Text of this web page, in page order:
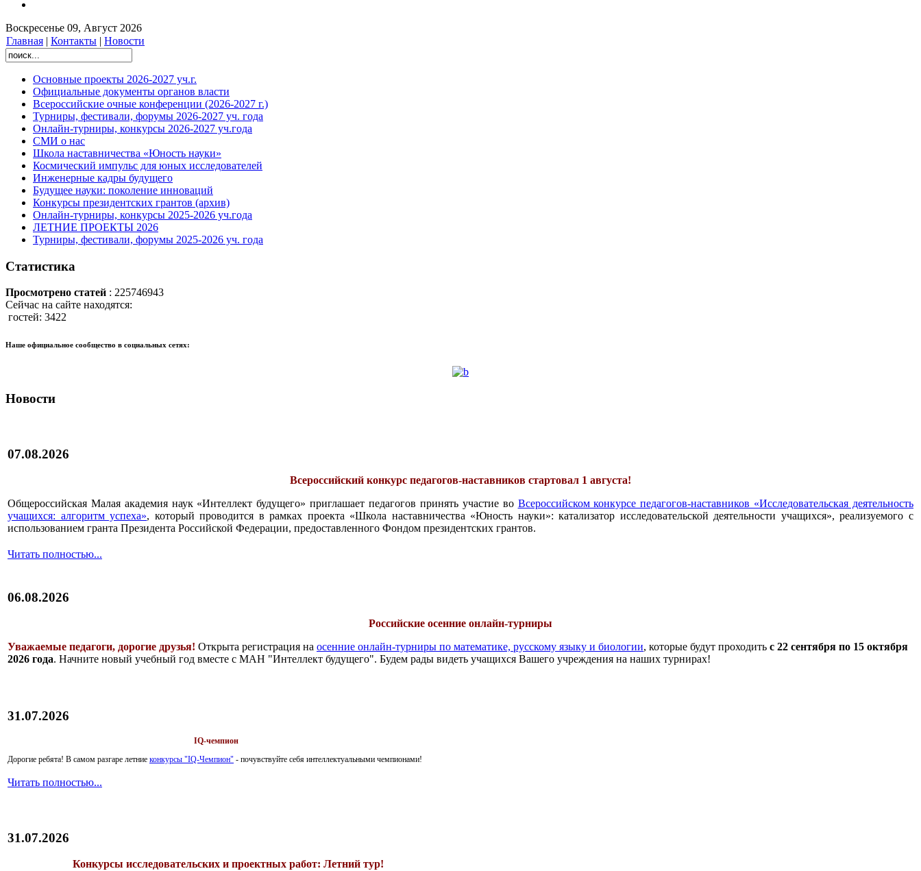
Воскресенье 09, Август 2026
Главная | Контакты | Новости
Основные проекты 2026-2027 уч.г.
Официальные документы органов власти
Всероссийские очные конференции (2026-2027 г.)
Турниры, фестивали, форумы 2026-2027 уч. года
Онлайн-турниры, конкурсы 2026-2027 уч.года
СМИ о нас
Школа наставничества «Юность науки»
Космический импульс для юных исследователей
Инженерные кадры будущего
Будущее науки: поколение инноваций
Конкурсы президентских грантов (архив)
Онлайн-турниры, конкурсы 2025-2026 уч.года
ЛЕТНИЕ ПРОЕКТЫ 2026
Турниры, фестивали, форумы 2025-2026 уч. года
Статистика
Просмотрено статей : 225746943
Сейчас на сайте находятся:
гостей: 3422
Наше официальное сообщество в социальных сетях:
Новости
07.08.2026
Всероссийский конкурс педагогов-наставников стартовал 1 августа!
Общероссийская Малая академия наук «Интеллект будущего» приглашает педагогов принять участие во Всероссийском конкурсе педагогов-наставников «Исследовательская деятельность
учащихся: алгоритм успеха», который проводится в рамках проекта «Школа наставничества «Юность науки»: катализатор исследовательской деятельности учащихся», реализуемого с
использованием гранта Президента Российской Федерации, предоставленного Фондом президентских грантов.
Читать полностью...
06.08.2026
Российские осенние онлайн-турниры
Уважаемые педагоги, дорогие друзья! Открыта регистрация на осенние онлайн-турниры по математике, русскому языку и биологии, которые будут проходить с 22 сентября по 15 октября
2026 года. Начните новый учебный год вместе с МАН "Интеллект будущего". Будем рады видеть учащихся Вашего учреждения на наших турнирах!
31.07.2026
IQ-чемпион
Дорогие ребята! В самом разгаре летние конкурсы "IQ-Чемпион" - почувствуйте себя интеллектуальными чемпионами!
Читать полностью...
31.07.2026
Конкурсы исследовательских и проектных работ: Летний тур!